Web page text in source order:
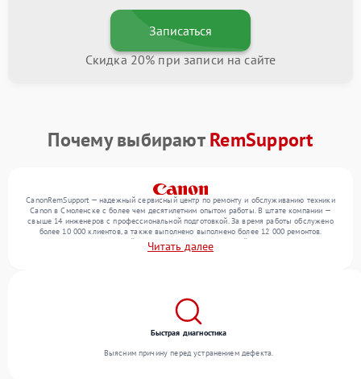
Записаться
Скидка 20% при записи на сайте
Почему выбираютRemSupport
CanonRemSupport — надежный сервисный центр по ремонту и обслуживанию техники
Canon в Смоленске с более чем десятилетним опытом работы. В штате компании —
свыше 14 инженеров с профессиональной подготовкой. За время работы обслужено
более 10 000 клиентов, а также выполнено выполнено более 12 000 ремонтов.
Ежемесячно в сервисный центр поступает от 300 устройств, включая , , . Мы
устраняем поломки любой сложности и гарантируем высокое качество обслуживания
Читать далее
Быстрая диагностика
Выясним причину перед устранением дефекта.